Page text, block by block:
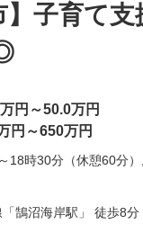
】子育て
円～50.0万円
円～650万円
18時30分（休憩60分
鵠沼海岸駅」 徒歩8分